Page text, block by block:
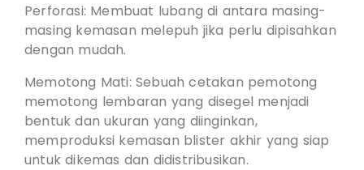
Perforasi: Membuat lubang di antara masing-
masing kemasan melepuh jika perlu dipisahkan
dengan mudah.
Memotong Mati: Sebuah cetakan pemotong
memotong lembaran yang disegel menjadi
bentuk dan ukuran yang diinginkan,
memproduksi kemasan blister akhir yang siap
untuk dikemas dan didistribusikan.